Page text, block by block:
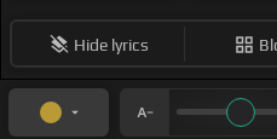
Hide lyrics